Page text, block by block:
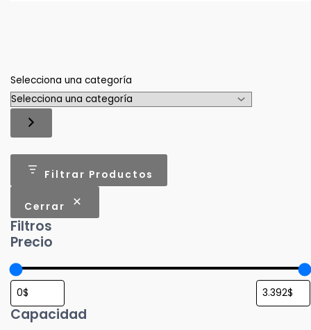
Selecciona una categoría
Filtrar Productos
Cerrar
Filtros
Precio
Capacidad